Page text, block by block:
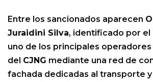
Entre los sancionados aparecen
Juraidini Silva, identificado por el
uno de los principales
del CJNG mediante una red de
fachada dedicadas al transporte y